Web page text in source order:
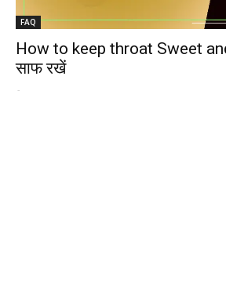
FAQ
How to keep throat Sweet
साफ रखें
-